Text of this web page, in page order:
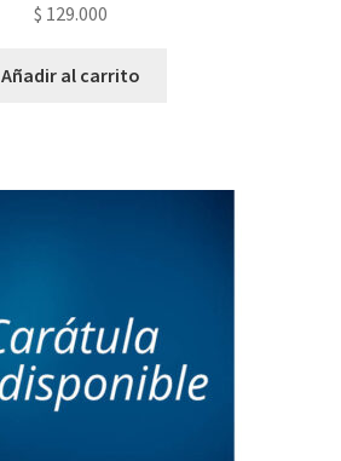
$ 129.000
Añadir al carrito